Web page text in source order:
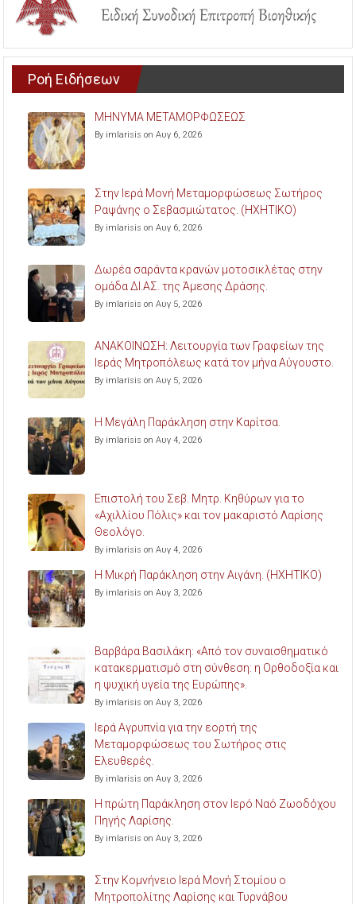
Ροή Ειδήσεων
ΜΗΝΥΜΑ ΜΕΤΑΜΟΡΦΩΣΕΩΣ
By imlarisis on Αυγ 6, 2026
Στην Ιερά Μονή Μεταμορφώσεως Σωτήρος
Ραψάνης ο Σεβασμιώτατος. (ΗΧΗΤΙΚΟ)
By imlarisis on Αυγ 6, 2026
Δωρέα σαράντα κρανών μοτοσικλέτας στην
ομάδα ΔΙ.ΑΣ. της Άμεσης Δράσης.
By imlarisis on Αυγ 5, 2026
ΑΝΑΚΟΙΝΩΣΗ: Λειτουργία των Γραφείων της
Ιεράς Μητροπόλεως κατά τον μήνα Αύγουστο.
By imlarisis on Αυγ 5, 2026
Η Μεγάλη Παράκληση στην Καρίτσα.
By imlarisis on Αυγ 4, 2026
Επιστολή του Σεβ. Μητρ. Κηθύρων για το
«Αχιλλίου Πόλις» και τον μακαριστό Λαρίσης
Θεολόγο.
By imlarisis on Αυγ 4, 2026
Η Μικρή Παράκληση στην Αιγάνη. (ΗΧΗΤΙΚΟ)
By imlarisis on Αυγ 3, 2026
Βαρβάρα Βασιλάκη: «Από τον συναισθηματικό
κατακερματισμό στη σύνθεση: η Ορθοδοξία και
η ψυχική υγεία της Ευρώπης».
By imlarisis on Αυγ 3, 2026
Ιερά Αγρυπνία για την εορτή της
Μεταμορφώσεως του Σωτήρος στις
Ελευθερές.
By imlarisis on Αυγ 3, 2026
Η πρώτη Παράκληση στον Ιερό Ναό Ζωοδόχου
Πηγής Λαρίσης.
By imlarisis on Αυγ 3, 2026
Στην Κομνήνειο Ιερά Μονή Στομίου ο
Μητροπολίτης Λαρίσης και Τυρνάβου